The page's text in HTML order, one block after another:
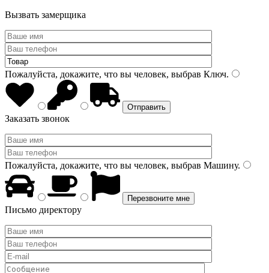
Вызвать замерщика
Пожалуйста, докажите, что вы человек, выбрав Ключ.
Заказать звонок
Пожалуйста, докажите, что вы человек, выбрав Машину.
Письмо директору